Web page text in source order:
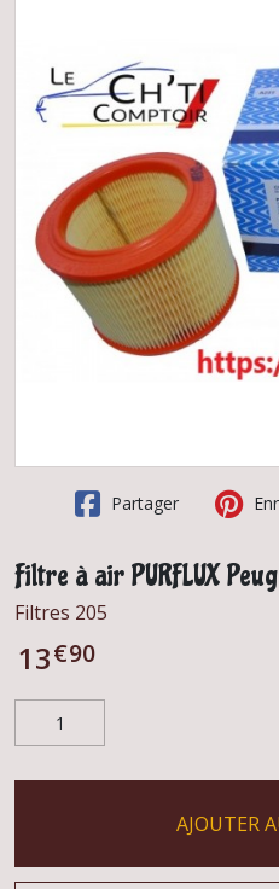
Partager
Filtre à air PURFLUX
Filtres 205
13€90
AJOUTER